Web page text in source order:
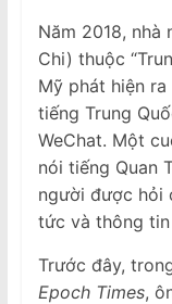
Năm 2018, nhà
Chi) thuộc
Mỹ phát hiện
tiếng Trung
WeChat. Một
nói tiếng Quan
người được hỏi
tức và thông
Trước đây,
Epoch Times,